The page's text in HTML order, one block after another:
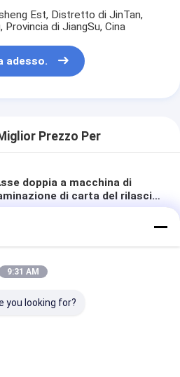
Est, Distretto di JinTan,
Provincia di JiangSu, Cina
adesso.
Prezzo Per
doppia a macchina di
di carta del rilascio
- meno rotolo di
9:31 AM
you looking for?